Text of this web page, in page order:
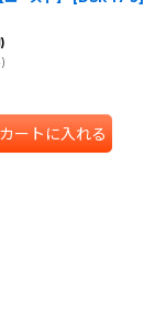
)
ートに入れる